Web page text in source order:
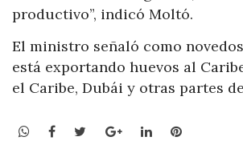
productivo”, indicó Moltó.
El ministro señaló como
está exportando huevos al
el Caribe, Dubái y otras partes
WhatsApp
Facebook
TwitterGoogle+LinkedInPinterest